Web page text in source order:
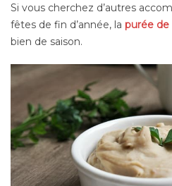
Si vous cherchez d’autres
fêtes de fin d’année, la purée
bien de saison.